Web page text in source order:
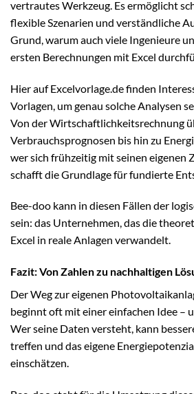
vertrautes Werkzeug. Es ermöglicht
flexible Szenarien und verständliche
Grund, warum auch viele Ingenieure
ersten Berechnungen mit Excel
Hier auf Excelvorlage.de finden
Vorlagen, um genau solche Analysen
Von der Wirtschaftlichkeitsrechnung
Verbrauchsprognosen bis hin zu
wer sich frühzeitig mit seinen eigenen
schafft die Grundlage für fundierte
Bee-doo kann in diesen Fällen der
sein: das Unternehmen, das die
Excel in reale Anlagen verwandelt.
Fazit: Von Zahlen zu nachhaltigen
Der Weg zur eigenen
beginnt oft mit einer einfachen Idee –
Wer seine Daten versteht, kann
treffen und das eigene
einschätzen.